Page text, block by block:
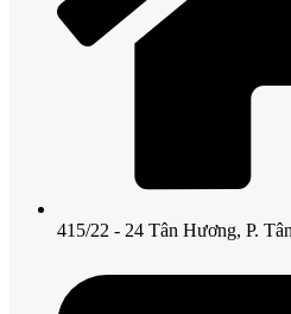
415/22 - 24 Tân Hương, P.